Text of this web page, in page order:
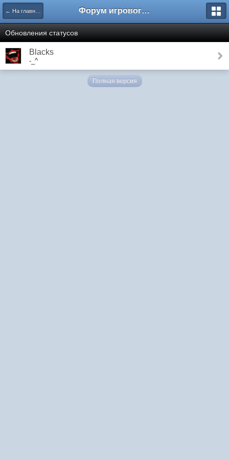
← На главную Форум игрового проекта Riverrise
Обновления статусов
Blacks
-_^
Полная версия